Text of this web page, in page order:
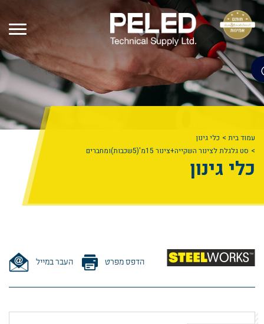
עמוד בית
כלי גינון
סט גלגלת לצינור השקייה+צינור 15מ'(5שכבות)ומחברים
כלי גינון
הדפס מפרט העבר במייל